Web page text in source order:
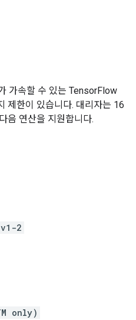
가속할 수 있는 TensorFlow
제한이 있습니다. 대리자는 16
음 연산을 지원합니다.
v1-2
only)